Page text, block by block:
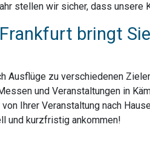
stellen wir sicher, dass
bringt
Ausflüge zu verschiedenen
und Veranstaltungen in
Ihrer Veranstaltung nach
und kurzfristig ankommen!